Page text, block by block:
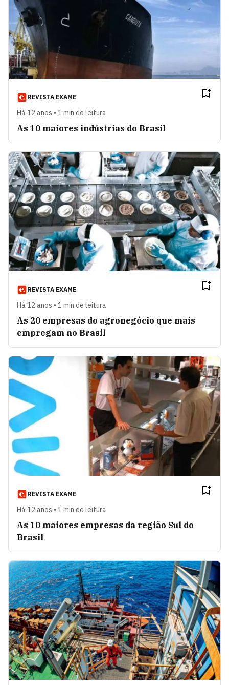
REVISTA EXAME
Há 12 anos • 1 min de leitura
As 10 maiores indústrias do Brasil
REVISTA EXAME
Há 12 anos • 1 min de leitura
As 20 empresas do agronegócio que mais
empregam no Brasil
REVISTA EXAME
Há 12 anos • 1 min de leitura
As 10 maiores empresas da região Sul do
Brasil